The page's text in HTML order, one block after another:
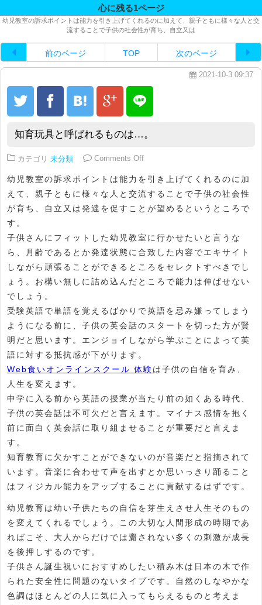
心に残る1ページ
幼児教室の訴求ポイントは能力を引き上げてくれるのに加えて、親子ともに様々な人と交
流することで子供の社会性が育ち、自立又は
前のページ TOP 次のページ
2021-10-3 09:37
知育玩具と呼ばれるものは…。
カテゴリ 未分類 Comments Offon 知育玩具と呼ばれるものは…。
幼児教室の訴求ポイントは能力を引き上げてくれるのに加
えて、親子ともに様々な人と交流することで子供の社会性
が育ち、自立又は発達を促すことが望めるというところで
す。
子供さんにフィットした幼児教室に行かせたいと言うな
ら、月齢であるとか発達状態に合致した内容でエキサイト
しながら頑張ることができるところをセレクトすべきでし
ょう。お構い無しに詰め込んだところで能力は伸ばせない
でしょう。
受験英語で単語を覚えるばかりで英語を忌み嫌ってしまう
ようになる前に、子供の英会話のスタートを切った方が賢
明だと思います。エンジョイしながら学ぶことによって英
語に対する抵抗感が下がります。
Web食いオンラインスクール 体験は子供の自信を育み、
人生を変えます。
中学に入る前から英語の授業が当たり前の如くある時代、
子供の英会話は不可欠だと言えます。マイナス感情を抱く
前に面白く英会話に取り組ませることが重要だと言えま
す。
知育教育に欠かすことができないのが音楽だと指摘されて
います。音楽に合わせて声を出すとか思いっきり踊ること
はフィジカル能力をアップすることに貢献するはずです。
幼児教育は幼い子供たちの自信を芽生えさせ人生そのもの
を変えてくれるでしょう。この大切な人間形成の時期であ
ればこそ、大人からだけでは齎されない多くの刺激が成長
を後押しするのです。
子供さん誕生祝いにおすすめしたい積み木は日本の木で作
られた安全性に問題のないタイプです。自然のしなやかな
色調はほとんどの人に気に入ってもらえるものと考えま